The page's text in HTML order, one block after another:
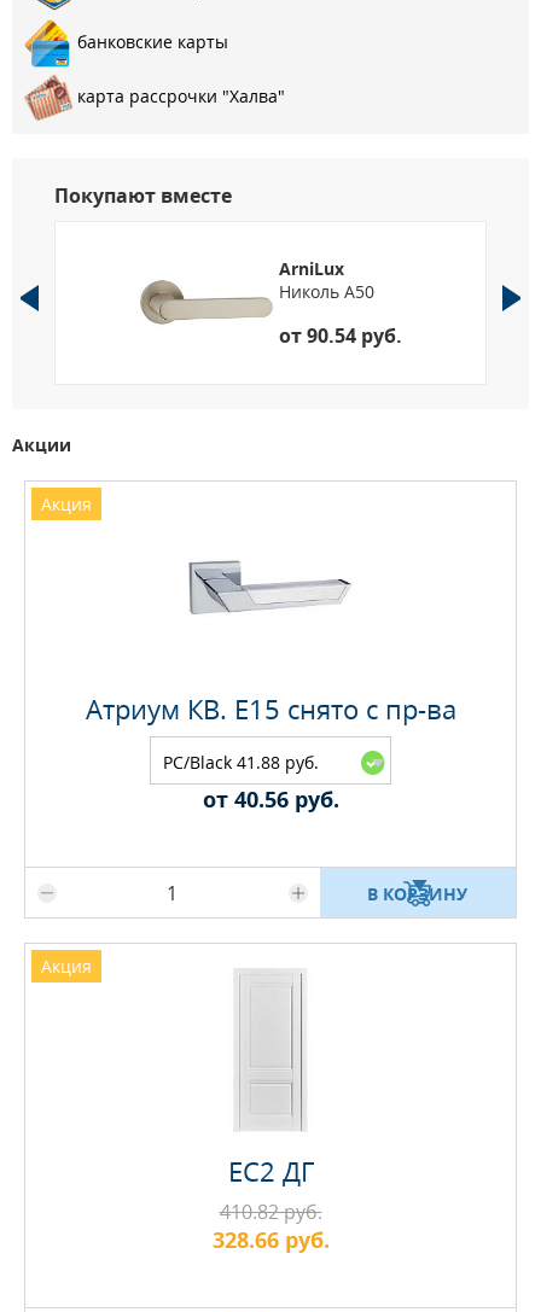
банковские карты
карта рассрочки "Халва"
Покупают вместе
ArniLux
Николь A50
от 90.54 руб.
Акции
Акция
Атриум КВ. E15 снято с пр-ва
PC/Black 41.88 руб.
В КОРЗИНУ
от 40.56 руб.
Акция
EC2 ДГ
410.82 руб.
328.66 руб.